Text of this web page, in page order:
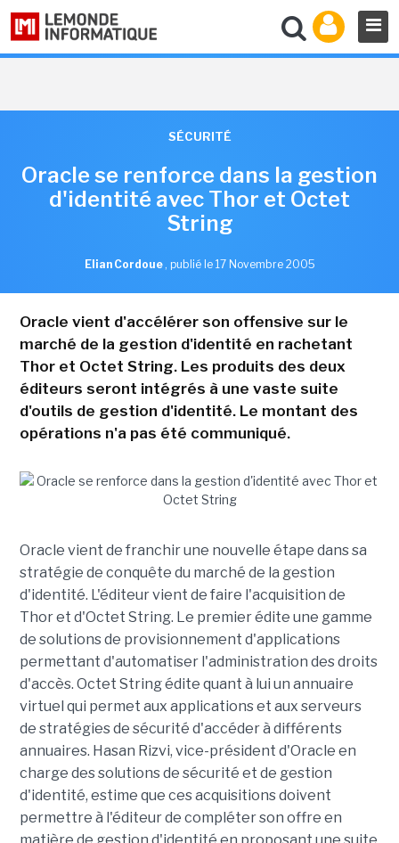
SÉCURITÉ
Oracle se renforce dans la gestion
d'identité avec Thor et Octet
String
Elian Cordoue , publié le 17 Novembre 2005
Oracle vient d'accélérer son offensive sur le
marché de la gestion d'identité en rachetant
Thor et Octet String. Les produits des deux
éditeurs seront intégrés à une vaste suite
d'outils de gestion d'identité. Le montant des
opérations n'a pas été communiqué.
Oracle vient de franchir une nouvelle étape dans sa
stratégie de conquête du marché de la gestion
d'identité. L'éditeur vient de faire l'acquisition de
Thor et d'Octet String. Le premier édite une gamme
de solutions de provisionnement d'applications
permettant d'automatiser l'administration des droits
d'accès. Octet String édite quant à lui un annuaire
virtuel qui permet aux applications et aux serveurs
de stratégies de sécurité d'accéder à différents
annuaires. Hasan Rizvi, vice-président d'Oracle en
charge des solutions de sécurité et de gestion
d'identité, estime que ces acquisitions doivent
permettre à l'éditeur de compléter son offre en